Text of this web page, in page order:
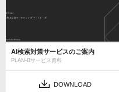
AI検索対策サービスのご案内
PLAN-Bサービス資料
DOWNLOAD